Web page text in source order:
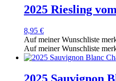
2025 Riesling
8,95 €
Auf meiner Wunschliste
Auf meiner Wunschliste
2025 Sauvignon